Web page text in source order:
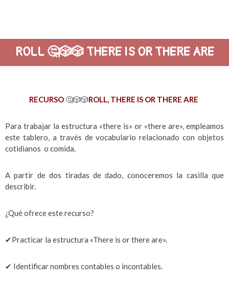
ROLL 🤔🎲🎲 THERE IS OR THERE ARE
RECURSO 🤔🎲🎲ROLL, THERE IS OR THERE ARE
Para trabajar la estructura «there is» or «there are», empleamos
este tablero, a través de vocabulario relacionado con objetos
cotidianos o comida.
A partir de dos tiradas de dado, conoceremos la casilla que
describir.
¿Qué ofrece este recurso?
✔Practicar la estructura «There is or there are».
✔ Identificar nombres contables o incontables.